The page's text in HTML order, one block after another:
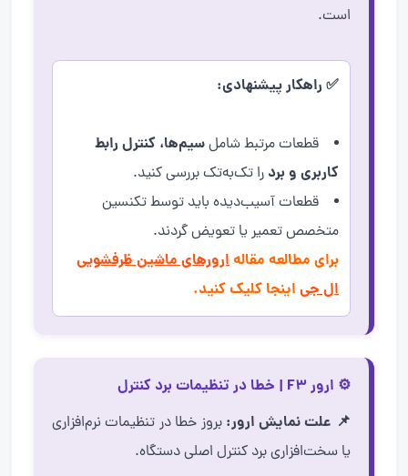
است.
✅ راهکار پیشنهادی:
قطعات مرتبط شاملسیم‌ها، کنترل رابط
کاربری و برد را تک‌به‌تک بررسی کنید.
قطعات آسیب‌دیده باید توسط تکنسین
متخصص تعمیر یا تعویض گردند.
برای مطالعه مقالهارورهای ماشین ظرفشویی
ال جی اینجا کلیک کنید.
⚙️ ارور F3 | خطا در تنظیمات برد کنترل
📌 علت نمایش ارور: بروز خطا در تنظیمات نرم‌افزاری
یا سخت‌افزاری برد کنترل اصلی دستگاه.